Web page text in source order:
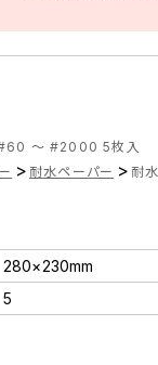
～ #2000 5枚入
> 耐水ペーパー > 耐
280×230mm
5